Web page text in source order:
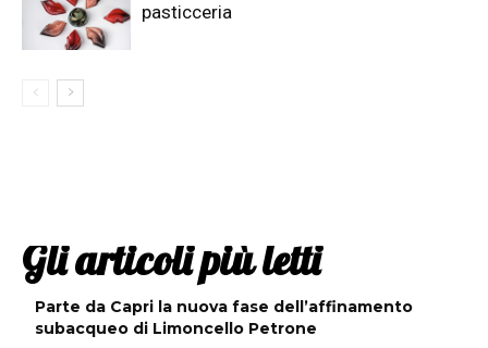
pasticceria
Gli articoli più letti
Parte da Capri la nuova fase dell’affinamento
subacqueo di Limoncello Petrone